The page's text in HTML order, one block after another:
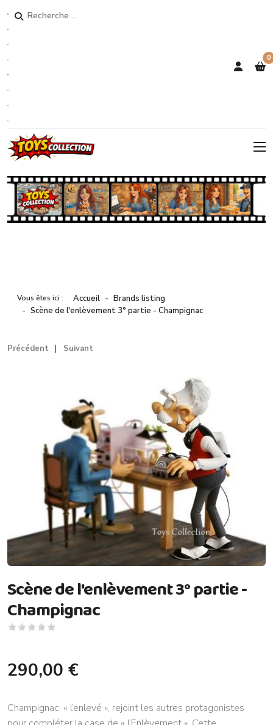
Rechercher
0
Vous êtes ici : Accueil
Brands listing
Scène de l'enlèvement 3° partie - Champignac
Précédent Suivant
Scène de l'enlèvement 3° partie -
Champignac
290,00 €
Champignac, « l’enlevé », rejoint les autres protagonistes